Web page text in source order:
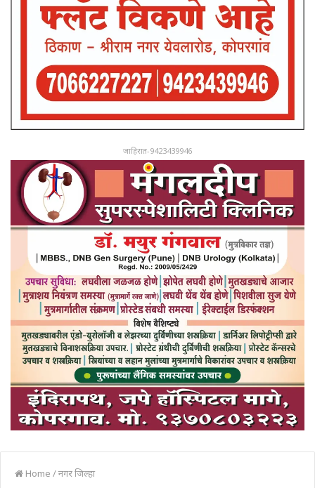
जाहिरात-9423439946
Home /नगर जिल्हा